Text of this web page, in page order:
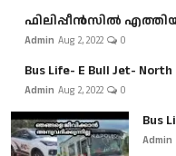
ഫിലിപ്പീൻസിൽ
Admin Aug 2, 2022 0
Bus Life- E Bull Jet-
Admin Aug 2, 2022 0
Bus
Admin